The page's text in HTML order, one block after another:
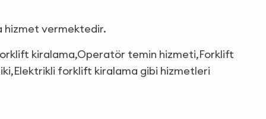
hizmet vermektedir.
kiralama,Operatör temin hizmeti,Forklift
forklift kiralama gibi hizmetleri